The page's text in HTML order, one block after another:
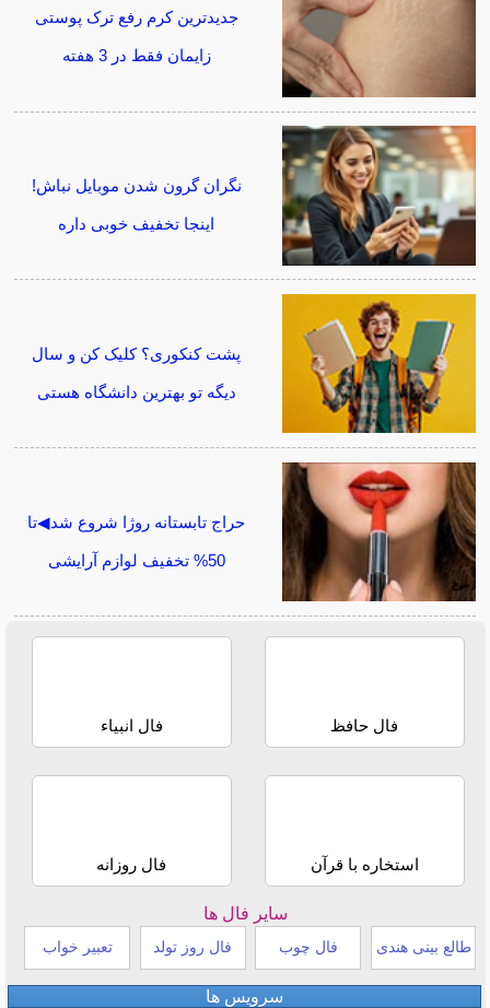
جدیدترین کرم رفع ترک پوستی
زایمان فقط در 3 هفته
نگران گرون شدن موبایل نباش!
اینجا تخفیف خوبی داره
پشت کنکوری؟ کلیک کن و سال
دیگه تو بهترین دانشگاه هستی
حراج تابستانه روژا شروع شد◀تا
50% تخفیف لوازم آرایشی
فال حافظ فال انبیاء
استخاره با قرآن فال روزانه
سایر فال ها
طالع بینی هندی فال چوب فال روز تولد تعبیر خواب
سرویس ها